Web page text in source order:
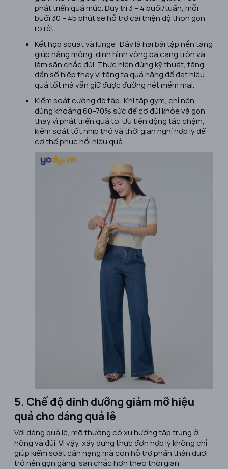
phát triển quá mức. Duy trì 3 – 4 buổi/tuần, mỗi
buổi 30 – 45 phút sẽ hỗ trợ cải thiện độ thon gọn
rõ rệt.
Kết hợp squat và lunge: Đây là hai bài tập nền tảng
giúp nâng mông, định hình vòng ba căng tròn và
làm săn chắc đùi. Thực hiện đúng kỹ thuật, tăng
dần số hiệp thay vì tăng tạ quá nặng để đạt hiệu
quả tốt mà vẫn giữ được đường nét mềm mại.
Kiểm soát cường độ tập: Khi tập gym, chỉ nên
dùng khoảng 60–70% sức để cơ đùi khỏe và gọn
thay vì phát triển quá to. Ưu tiên động tác chậm,
kiểm soát tốt nhịp thở và thời gian nghỉ hợp lý để
cơ thể phục hồi hiệu quả.
5. Chế độ dinh dưỡng giảm mỡ hiệu
quả cho dáng quả lê
Với dáng quả lê, mỡ thường có xu hướng tập trung ở
hông và đùi. Vì vậy, xây dựng thực đơn hợp lý không chỉ
giúp kiểm soát cân nặng mà còn hỗ trợ phần thân dưới
trở nên gọn gàng, săn chắc hơn theo thời gian.